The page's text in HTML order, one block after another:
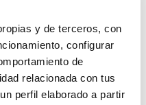
y de terceros, con
configurar
de
relacionada con tus
perfil elaborado a partir
Filetes de dorada
Premium
Sin espinas
5,99 € Pack 180 g